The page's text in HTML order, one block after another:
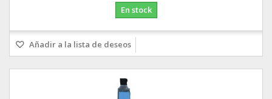
En stock
Añadir a la lista de deseos